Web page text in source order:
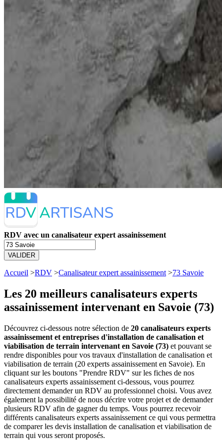
RDV avec un canalisateur expert assainissement
VALIDER
Accueil >RDV >Canalisateur expert assainissement >73 Savoie
Les 20 meilleurs canalisateurs experts
assainissement intervenant en Savoie (73)
Découvrez ci-dessous notre sélection de 20 canalisateurs experts
assainissement et entreprises d'installation de canalisation et
viabilisation de terrain intervenant en Savoie (73) et pouvant se
rendre disponibles pour vos travaux d'installation de canalisation et
viabilisation de terrain (20 experts assainissement en Savoie). En
cliquant sur les boutons "Prendre RDV" sur les fiches de nos
canalisateurs experts assainissement ci-dessous, vous pourrez
directement demander un RDV au professionnel choisi. Vous avez
également la possibilité de nous décrire votre projet et de demander
plusieurs RDV afin de gagner du temps. Vous pourrez recevoir
différents canalisateurs experts assainissement ce qui vous permettra
de comparer les devis installation de canalisation et viabilisation de
terrain qui vous seront proposés.